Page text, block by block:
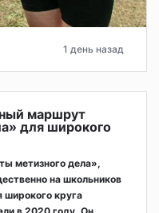
1 день назад
маршрут
для широкого
метизного дела»,
на школьников
широкого круга